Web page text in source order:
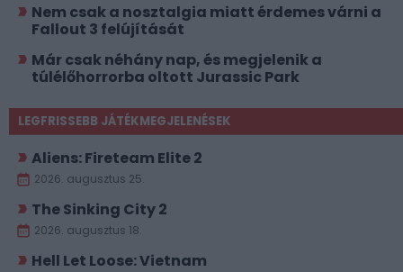
Nem csak a nosztalgia miatt érdemes várni a
Fallout 3 felújítását
Már csak néhány nap, és megjelenik a
túlélőhorrorba oltott Jurassic Park
LEGFRISSEBB JÁTÉKMEGJELENÉSEK
Aliens: Fireteam Elite 2
2026. augusztus 25.
The Sinking City 2
2026. augusztus 18.
Hell Let Loose: Vietnam